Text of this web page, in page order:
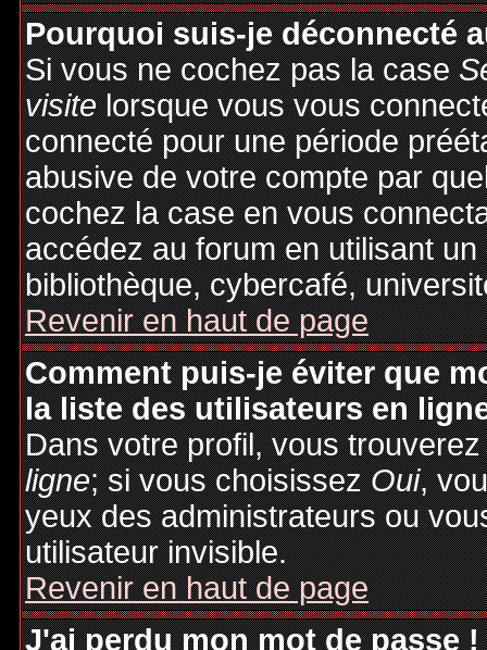
Pourquoi suis-je déconnecté
Si vous ne cochez pas la case
visitelorsque vous vous
connecté pour une période
abusive de votre compte par
cochez la case en vous
accédez au forum en utilisant
bibliothèque, cybercafé,
Revenir en haut de page
Comment puis-je éviter que
la liste des utilisateurs en
Dans votre profil, vous
ligne; si vous choisissezOui,
yeux des administrateurs ou
utilisateur invisible.
Revenir en haut de page
J'ai perdu mon mot de passe !